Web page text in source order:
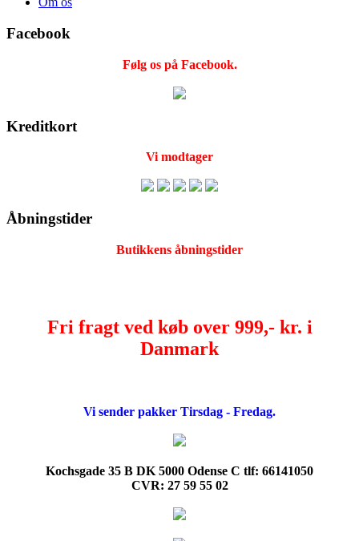
Facebook
Følg os på Facebook.
Kreditkort
Vi modtager
Åbningstider
Butikkens åbningstider
Fri fragt ved køb over 999,- kr. i
Danmark
Vi sender pakker Tirsdag - Fredag.
Kochsgade 35 B DK 5000 Odense C tlf: 66141050
CVR: 27 59 55 02